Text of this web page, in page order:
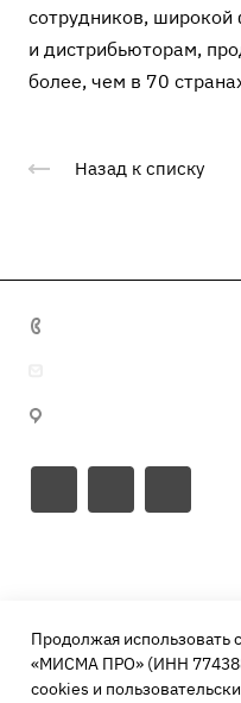
сотрудников, широкой
и дистрибьюторам,
более, чем в 70
Назад к списку
Птицеводство
Кормовые добавки
Аминокислоты
Компания
Продолжая использовать
«МИСМА ПРО» (ИНН
cookies и